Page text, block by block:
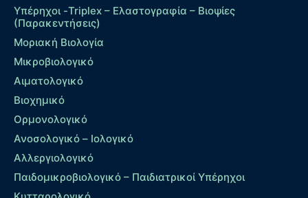
Υπέρηχοι -Triplex – Eλαστογραφία – Βιοψίες
(Παρακεντήσεις)
Μοριακή Βιολογία
Μικροβιολογικό
Αιματολογικό
Βιοχημικό
Ορμονολογικό
Ανοσολογικό – Ιολογικό
Αλλεργιολογικό
Παιδομικροβιολογικό – Παιδιατρικοί Υπέρηχοι